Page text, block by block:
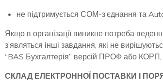
не підтримується СОМ-з’єднання та
Якщо в організації виникне потреба
з’являться інші завдання, які не
“BAS Бухгалтерія” версій ПРОФ або
СКЛАД ЕЛЕКТРОННОЇ ПОСТАВКИ І